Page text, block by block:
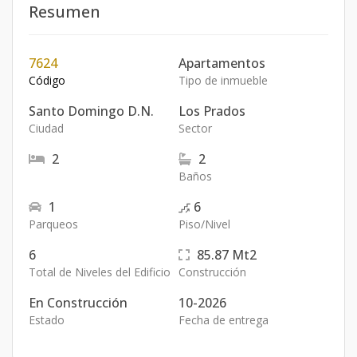
Resumen
7624
Código
Apartamentos
Tipo de inmueble
Santo Domingo D.N.
Ciudad
Los Prados
Sector
2 2
Baños
1
Parqueos
6
Piso/Nivel
6
Total de Niveles del Edificio
85.87 Mt2
Construcción
En Construcción
Estado
10-2026
Fecha de entrega